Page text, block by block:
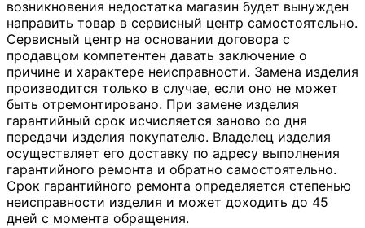
возникновения недостатка магазин будет вынужден
направить товар в сервисный центр самостоятельно.
Сервисный центр на основании договора с
продавцом компетентен давать заключение о
причине и характере неисправности. Замена изделия
производится только в случае, если оно не может
быть отремонтировано. При замене изделия
гарантийный срок исчисляется заново со дня
передачи изделия покупателю. Владелец изделия
осуществляет его доставку по адресу выполнения
гарантийного ремонта и обратно самостоятельно.
Срок гарантийного ремонта определяется степенью
неисправности изделия и может доходить до 45
дней с момента обращения.